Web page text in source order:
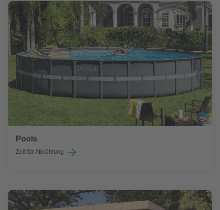
Pools
Zeit für Abkühlung